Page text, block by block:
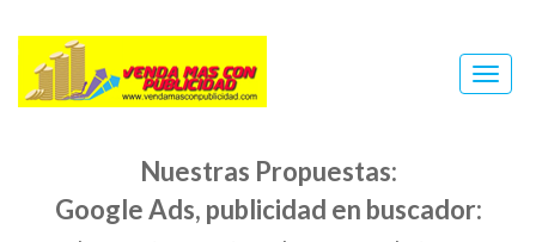
Nuestras Propuestas:
Google Ads, publicidad en buscador: